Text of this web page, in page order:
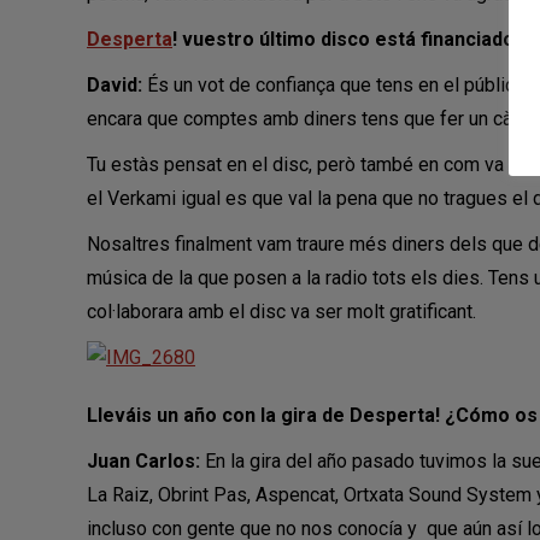
Desperta! vuestro último disco está financiado
David: És un vot de confiança que tens en el públic.
encara que comptes amb diners tens que fer un
Tu estàs pensat en el disc, però també en com va a
el Verkami igual es que val la pena que no tragues
Nosaltres finalment vam traure més diners dels que
música de la que posen a la radio tots els dies.
col·laborara amb el disc va ser molt gratificant.
Lleváis un año con la gira de Desperta! ¿Cómo
Juan Carlos: En la gira del año pasado tuvimos la
La Raiz, Obrint Pas, Aspencat, Ortxata Sound
incluso con gente que no nos conocía y que aún así